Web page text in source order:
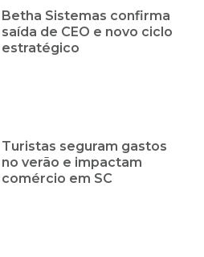
Betha Sistemas confirma
saída de CEO e novo ciclo
estratégico
Turistas seguram gastos
no verão e impactam
comércio em SC